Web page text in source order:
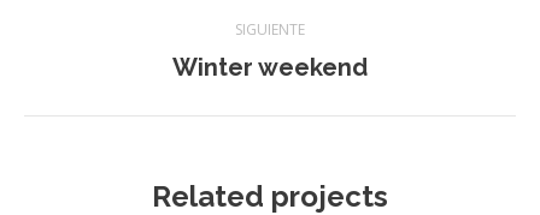
proyectos
SIGUIENTE
Proyecto
Winter weekend
Related projects